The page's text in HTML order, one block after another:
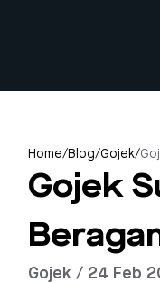
Home/Blog/Gojek/
Gojek
Gojek / 24 Feb